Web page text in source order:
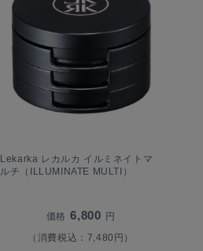
Lekarka レカルカ イルミネイトマ
ルチ（ILLUMINATE MULTI）
価格 6,800 円
（消費税込：7,480円）